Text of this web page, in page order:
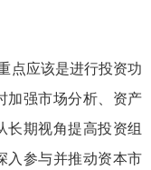
点应该是进行投资功
加强市场分析、资产
长期视角提高投资组
入参与并推动资本市